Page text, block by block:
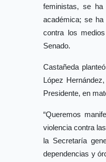
feministas, se
académica; se
contra los
Senado.
Castañeda
López
Presidente, en
“Queremos
violencia contra
la Secretaría
dependencias y